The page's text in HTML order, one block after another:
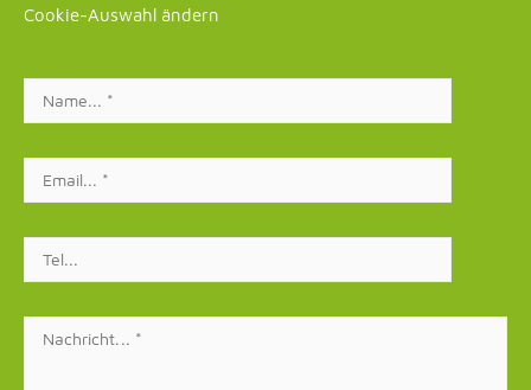
Cookie-Auswahl ändern